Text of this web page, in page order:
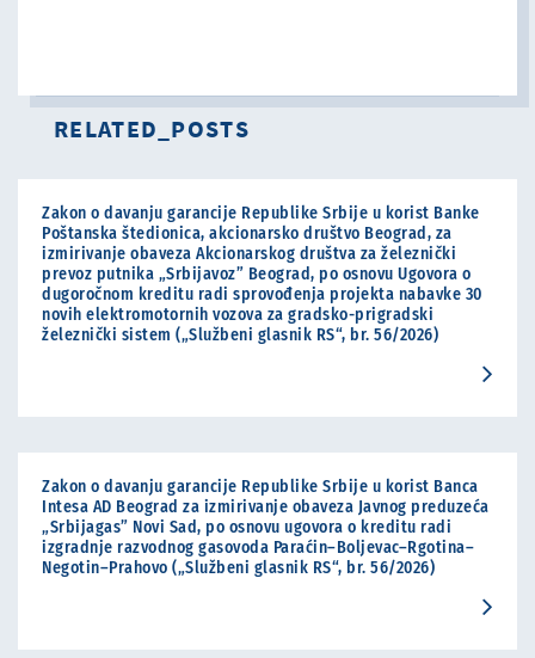
RELATED_POSTS
Zakon o davanju garancije Republike Srbije u korist Banke
Poštanska štedionica, akcionarsko društvo Beograd, za
izmirivanje obaveza Akcionarskog društva za železnički
prevoz putnika „Srbijavoz” Beograd, po osnovu Ugovora o
dugoročnom kreditu radi sprovođenja projekta nabavke 30
novih elektromotornih vozova za gradsko-prigradski
železnički sistem („Službeni glasnik RS“, br. 56/2026)
Zakon o davanju garancije Republike Srbije u korist Banca
Intesa AD Beograd za izmirivanje obaveza Javnog preduzeća
„Srbijagas” Novi Sad, po osnovu ugovora o kreditu radi
izgradnje razvodnog gasovoda Paraćin–Boljevac–Rgotina–
Negotin–Prahovo („Službeni glasnik RS“, br. 56/2026)